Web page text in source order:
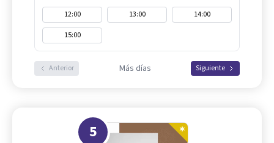
12:00 13:00
14:00
15:00
Anterior Más días Siguiente
5